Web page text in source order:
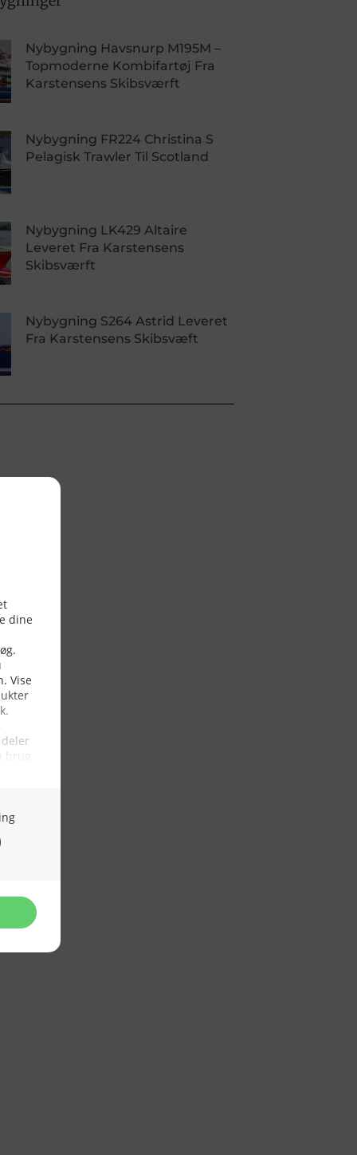
Nybygning Havsnurp M195M –
Topmoderne Kombifartøj Fra
Karstensens Skibsværft
Nybygning FR224 Christina S
Pelagisk Trawler Til Scotland
Nybygning LK429 Altaire
Leveret Fra Karstensens
Skibsværft
Nybygning S264 Astrid Leveret
Fra Karstensens Skibsvæft